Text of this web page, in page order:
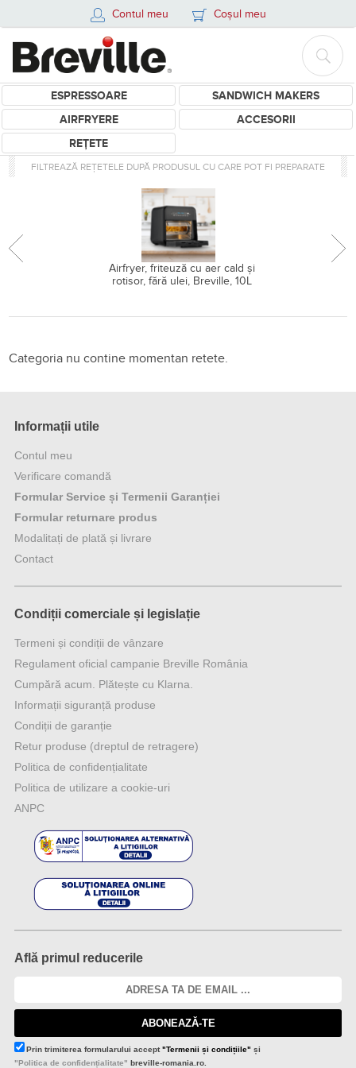
Contul meu Coșul meu
ESPRESSOARE
SANDWICH MAKERS
AIRFRYERE
ACCESORII
REȚETE
FILTREAZĂ REȚETELE DUPĂ PRODUSUL CU CARE POT FI PREPARATE
Airfryer, friteuză cu aer cald și
rotisor, fără ulei, Breville, 10L
Retete pentru Breville
Categoria nu contine momentan retete.
Informații utile
Contul meu
Verificare comandă
Formular Service și Termenii Garanției
Formular returnare produs
Modalitați de plată și livrare
Contact
Condiții comerciale și legislație
Termeni și condiții de vânzare
Regulament oficial campanie Breville România
Cumpără acum. Plătește cu Klarna.
Informații siguranță produse
Condiții de garanție
Retur produse (dreptul de retragere)
Politica de confidențialitate
Politica de utilizare a cookie-uri
ANPC
Află primul reducerile
ABONEAZĂ-TE
Prin trimiterea formularului accept"Termenii și condițiile" și
"Politica de confidențialitate" breville-romania.ro.